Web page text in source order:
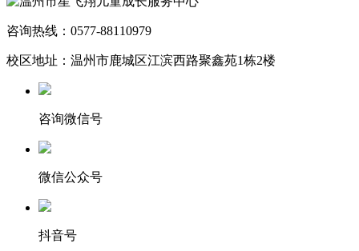
咨询热线：0577-88110979
校区地址：温州市鹿城区江滨西路聚鑫苑1栋2楼
咨询微信号
微信公众号
抖音号